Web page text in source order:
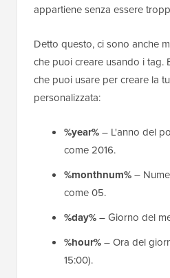
appartiene senza essere
Detto questo, ci sono anche
che puoi creare usando i tag.
che puoi usare per creare la
personalizzata:
%year%– L'anno del
come 2016.
%monthnum%–
come 05.
%day%– Giorno del
%hour%– Ora del
15:00).